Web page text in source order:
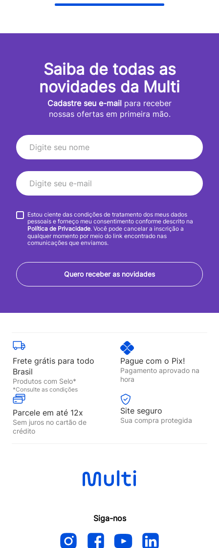
Saiba de todas as
novidades da Multi
Cadastre seu e-mail para receber
nossas ofertas em primeira mão.
Quero receber as novidades
Estou ciente das condições de tratamento dos meus dados
pessoais e forneço meu consentimento conforme descrito na
Política de Privacidade. Você pode cancelar a inscrição a
qualquer momento por meio do link encontrado nas
comunicações que enviamos.
Frete grátis para todo
Brasil
Produtos com Selo*
*Consulte as condições
Pague com o Pix!
Pagamento aprovado na
hora
Parcele em até 12x
Sem juros no cartão de
crédito
Site seguro
Sua compra protegida
Siga-nos